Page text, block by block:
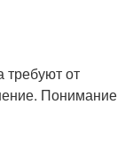
требуют от
Понимание